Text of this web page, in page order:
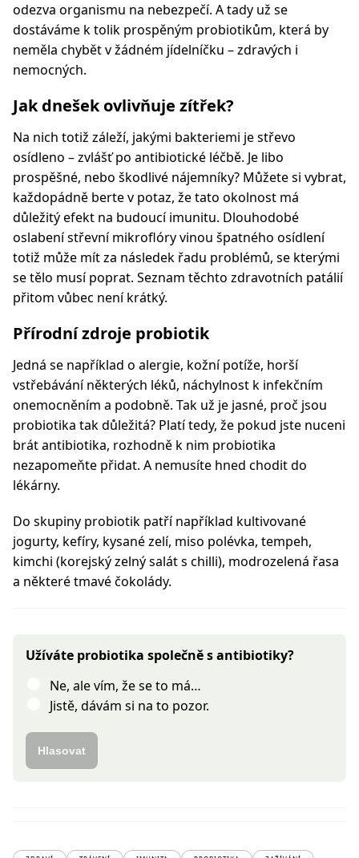
odezva organismu na nebezpečí. A tady už se
dostáváme k tolik prospěným probiotikům, která by
neměla chybět v žádném jídelníčku – zdravých i
nemocných.
Jak dnešek ovlivňuje zítřek?
Na nich totiž záleží, jakými bakteriemi je střevo
osídleno – zvlášť po antibiotické léčbě. Je libo
prospěšné, nebo škodlivé nájemníky? Můžete si vybrat,
každopádně berte v potaz, že tato okolnost má
důležitý efekt na budoucí imunitu. Dlouhodobé
oslabení střevní mikroflóry vinou špatného osídlení
totiž může mít za následek řadu problémů, se kterými
se tělo musí poprat. Seznam těchto zdravotních patálií
přitom vůbec není krátký.
Přírodní zdroje probiotik
Jedná se například o alergie, kožní potíže, horší
vstřebávání některých léků, náchylnost k infekčním
onemocněním a podobně. Tak už je jasné, proč jsou
probiotika tak důležitá? Platí tedy, že pokud jste nuceni
brát antibiotika, rozhodně k nim probiotika
nezapomeňte přidat. A nemusíte hned chodit do
lékárny.
Do skupiny probiotik patří například kultivované
jogurty, kefíry, kysané zelí, miso polévka, tempeh,
kimchi (korejský zelný salát s chilli), modrozelená řasa
a některé tmavé čokolády.
Užíváte probiotika společně s antibiotiky?
Ne, ale vím, že se to má…
Jistě, dávám si na to pozor.
Hlasovat